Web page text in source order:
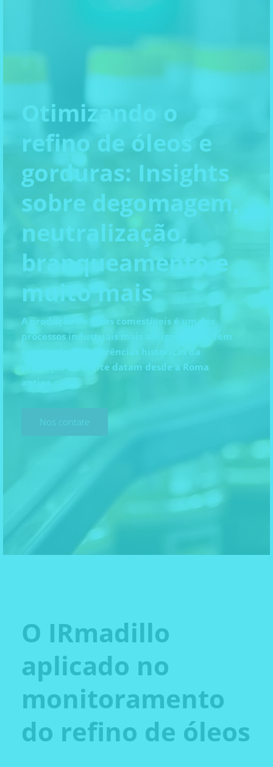
Otimizando o
refino de óleos e
gorduras: Insights
sobre degomagem,
neutralização,
branqueamento e
muito mais
A produção de óleos comestíveis é um dos
processos industriais mais antigos que se tem
registrado. As referências históricas da
produção de azeite datam desde a Roma
antiga.
Nos contate
O IRmadillo
aplicado no
monitoramento
do refino de óleos